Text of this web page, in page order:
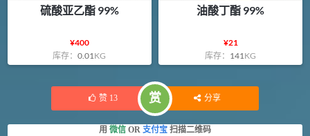
硫酸亚乙酯 99%
¥400
库存：0.01KG
油酸丁酯 99%
¥21
库存： 141KG
赞 13 赏 分享
用 微信 OR 支付宝 扫描二维码